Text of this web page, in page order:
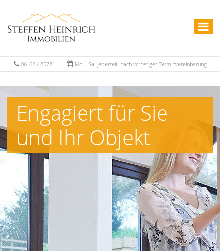
06162 / 85781 Mo. - Sa. jederzeit, nach vorheriger Terminvereinbarung
Engagiert für Sie
und Ihr Objekt